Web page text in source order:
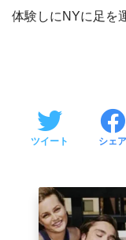
体験しにNYに足を
ツイート シェア